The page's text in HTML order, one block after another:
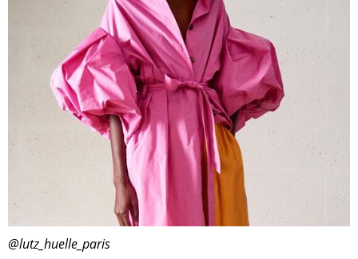
@lutz_huelle_paris